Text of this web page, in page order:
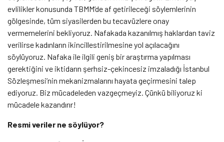
evlilikler konusunda TBMM’de af getirileceği söylemlerinin
gölgesinde, tüm siyasilerden bu tecavüzlere onay
vermemelerini bekliyoruz. Nafakada kazanılmış haklardan taviz
verilirse kadınların ikincillestirilmesine yol açılacağını
söylüyoruz. Nafaka ile ilgili geniş bir araştırma yapılması
gerektiğini ve iktidarın şerhsiz-çekincesiz imzaladığı İstanbul
Sözleşmesi’nin mekanizmalarını hayata geçirmesini talep
ediyoruz. Biz mücadeleden vazgeçmeyiz. Çünkü biliyoruz ki
mücadele kazandırır!
Resmi veriler ne söylüyor?